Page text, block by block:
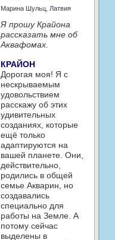
Марина Шульц, Латвия
Я прошу Крайона
рассказать мне об
Аквафомах.
КРАЙОН
Дорогая моя! Я с
нескрываемым
удовольствием
расскажу об этих
удивительных
созданиях, которые
ещё только
адаптируются на
вашей планете. Они,
действительно,
родились в общей
семье Акварин, но
создавались
специально для
работы на Земле. А
потому сейчас
выделены в